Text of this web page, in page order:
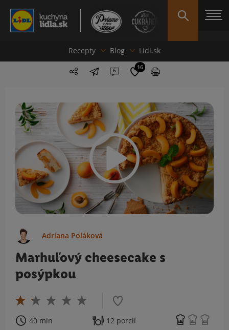
Recepty Blog Lidl.sk
6 16
Adriana Poláková
Marhuľový cheesecake s
posýpkou
40 min 12 porcií